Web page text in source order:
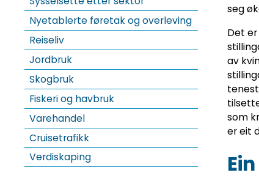
Nyetablerte føretak og overleving
Reiseliv
Jordbruk
Skogbruk
Fiskeri og havbruk
Varehandel
Cruisetrafikk
Verdiskaping
seg
Det
av
som
er eit